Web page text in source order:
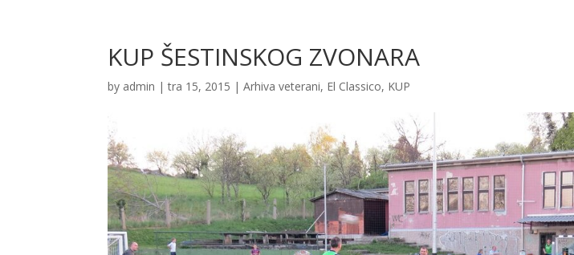
KUP ŠESTINSKOG ZVONARA
by admin |tra 15, 2015 |Arhiva veterani, El Classico, KUP